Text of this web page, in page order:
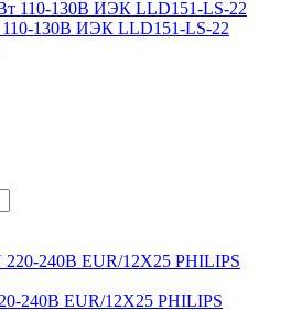
110-130В ИЭК LLD151-LS-22
240В EUR/12X25 PHILIPS